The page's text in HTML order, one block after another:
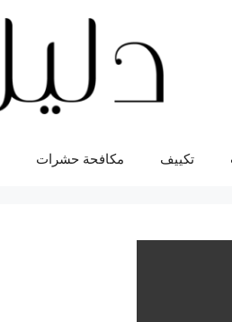
تكييف مكافحة حشرات